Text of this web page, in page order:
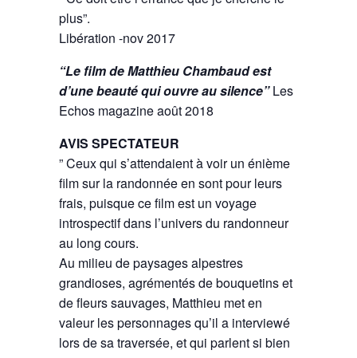
plus”.
Libération -nov 2017
“Le film de Matthieu Chambaud est
d’une beauté qui ouvre au silence”Les
Echos magazine août 2018
AVIS SPECTATEUR
” Ceux qui s’attendaient à voir un énième
film sur la randonnée en sont pour leurs
frais, puisque ce film est un voyage
introspectif dans l’univers du randonneur
au long cours.
Au milieu de paysages alpestres
grandioses, agrémentés de bouquetins et
de fleurs sauvages, Matthieu met en
valeur les personnages qu’il a interviewé
lors de sa traversée, et qui parlent si bien